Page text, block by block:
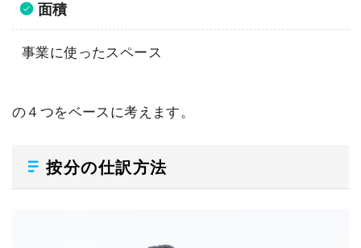
面積
事業に使ったスペース
の４つをベースに考えます。
按分の仕訳方法